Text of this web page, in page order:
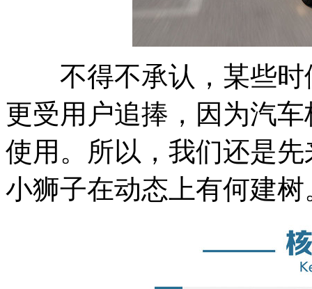
不得不承认，某些时
更受用户追捧，因为汽
使用。所以，我们还是
小狮子在动态上有何建树